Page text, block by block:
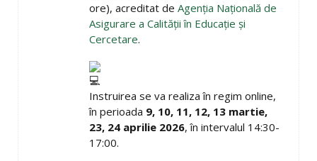
ore), acreditat de Agenţia Naţională de
Asigurare a Calităţii în Educație și
Cercetare.
Instruirea se va realiza în regim online,
în perioada 9, 10, 11, 12, 13 martie,
23, 24 aprilie 2026, în intervalul 14:30-
17:00.